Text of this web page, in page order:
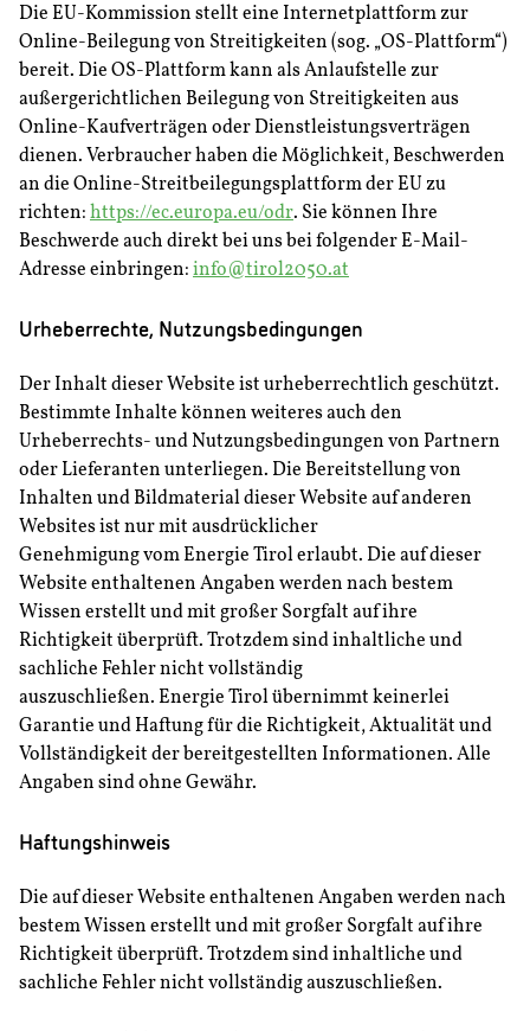
Die EU-Kommission stellt eine Internetplattform zur
Online-Beilegung von Streitigkeiten (sog. „OS-Plattform“)
bereit. Die OS-Plattform kann als Anlaufstelle zur
außergerichtlichen Beilegung von Streitigkeiten aus
Online-Kaufverträgen oder Dienstleistungsverträgen
dienen. Verbraucher haben die Möglichkeit, Beschwerden
an die Online-Streitbeilegungsplattform der EU zu
richten: https://ec.europa.eu/odr. Sie können Ihre
Beschwerde auch direkt bei uns bei folgender E-Mail-
Adresse einbringen: info@tirol2050.at
Urheberrechte, Nutzungsbedingungen
Der Inhalt dieser Website ist urheberrechtlich geschützt.
Bestimmte Inhalte können weiteres auch den
Urheberrechts- und Nutzungsbedingungen von Partnern
oder Lieferanten unterliegen. Die Bereitstellung von
Inhalten und Bildmaterial dieser Website auf anderen
Websites ist nur mit ausdrücklicher
Genehmigung vom Energie Tirol erlaubt. Die auf dieser
Website enthaltenen Angaben werden nach bestem
Wissen erstellt und mit großer Sorgfalt auf ihre
Richtigkeit überprüft. Trotzdem sind inhaltliche und
sachliche Fehler nicht vollständig
auszuschließen. Energie Tirol übernimmt keinerlei
Garantie und Haftung für die Richtigkeit, Aktualität und
Vollständigkeit der bereitgestellten Informationen. Alle
Angaben sind ohne Gewähr.
Haftungshinweis
Die auf dieser Website enthaltenen Angaben werden nach
bestem Wissen erstellt und mit großer Sorgfalt auf ihre
Richtigkeit überprüft. Trotzdem sind inhaltliche und
sachliche Fehler nicht vollständig auszuschließen.